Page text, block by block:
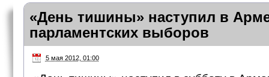
«День тишины» наступил в
парламентских выборов
5 мая 2012, 01:00